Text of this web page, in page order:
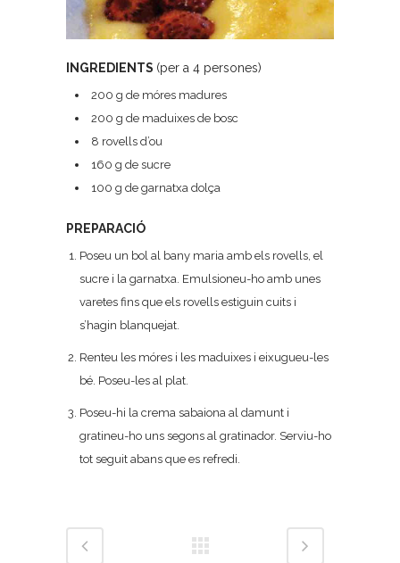
INGREDIENTS (per a 4 persones)
200 g de móres madures
200 g de maduixes de bosc
8 rovells d’ou
160 g de sucre
100 g de garnatxa dolça
PREPARACIÓ
Poseu un bol al bany maria amb els rovells, el
sucre i la garnatxa. Emulsioneu-ho amb unes
varetes fins que els rovells estiguin cuits i
s’hagin blanquejat.
Renteu les móres i les maduixes i eixugueu-les
bé. Poseu-les al plat.
Poseu-hi la crema sabaiona al damunt i
gratineu-ho uns segons al gratinador. Serviu-ho
tot seguit abans que es refredi.